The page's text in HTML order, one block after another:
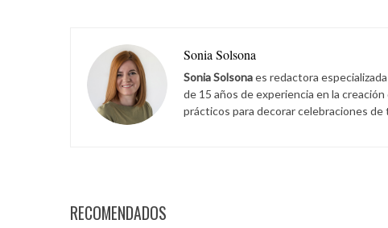
Sonia Solsona
Sonia Solsonaes redactora
de 15 años de experiencia en la
prácticos para decorar celebraciones
RECOMENDADOSS